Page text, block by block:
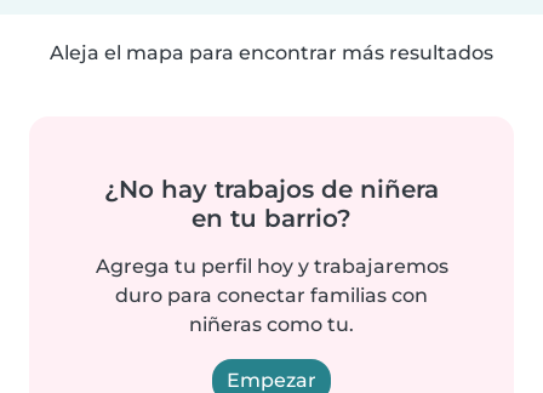
Aleja el mapa para encontrar más resultados
¿No hay trabajos de niñera
en tu barrio?
Agrega tu perfil hoy y trabajaremos
duro para conectar familias con
niñeras como tu.
Empezar